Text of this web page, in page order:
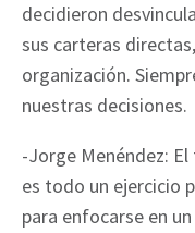
decidieron
sus carteras
organización.
nuestras decisiones.
-Jorge Menéndez:
es todo un ejercicio
para enfocarse en